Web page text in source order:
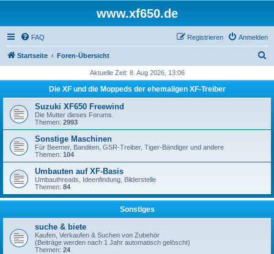
www.xf650.de
FAQ Anmelden
Registrieren
Startseite Foren-Übersicht
h
Aktuelle Zeit: 8. Aug 2026, 13:06
Die XF und die Moppeds der ehemaligen XF-Treiber
Suzuki XF650 Freewind
Die Mutter dieses Forums.
Themen: 2993
Sonstige Maschinen
Für Beemer, Banditen, GSR-Treiber, Tiger-Bändiger und andere
Themen: 104
Umbauten auf XF-Basis
Umbauthreads, Ideenfindung, Bilderstelle
Themen: 84
Sonstiges
suche & biete
Kaufen, Verkaufen & Suchen von Zubehör
(Beiträge werden nach 1 Jahr automatisch gelöscht)
Themen: 24